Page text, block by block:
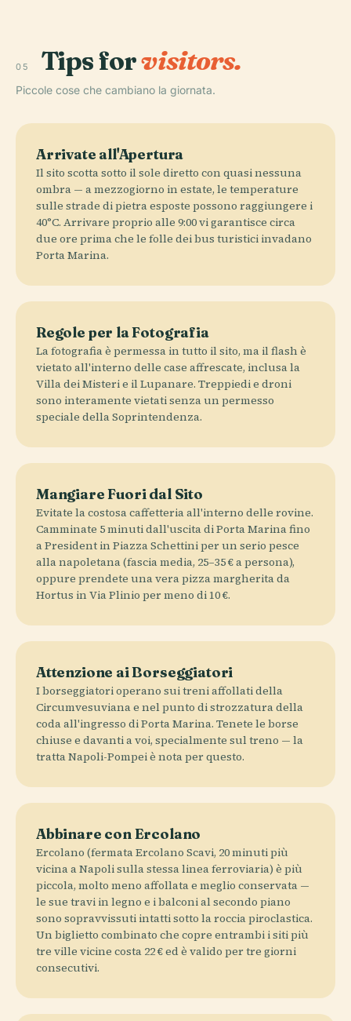
05 Tips forvisitors.
Piccole cose che cambiano la giornata.
Arrivate all'Apertura
Il sito scotta sotto il sole diretto con quasi nessuna
ombra — a mezzogiorno in estate, le temperature
sulle strade di pietra esposte possono raggiungere i
40°C. Arrivare proprio alle 9:00 vi garantisce circa
due ore prima che le folle dei bus turistici invadano
Porta Marina.
Regole per la Fotografia
La fotografia è permessa in tutto il sito, ma il flash è
vietato all'interno delle case affrescate, inclusa la
Villa dei Misteri e il Lupanare. Treppiedi e droni
sono interamente vietati senza un permesso
speciale della Soprintendenza.
Mangiare Fuori dal Sito
Evitate la costosa caffetteria all'interno delle rovine.
Camminate 5 minuti dall'uscita di Porta Marina fino
a President in Piazza Schettini per un serio pesce
alla napoletana (fascia media, 25–35 € a persona),
oppure prendete una vera pizza margherita da
Hortus in Via Plinio per meno di 10 €.
Attenzione ai Borseggiatori
I borseggiatori operano sui treni affollati della
Circumvesuviana e nel punto di strozzatura della
coda all'ingresso di Porta Marina. Tenete le borse
chiuse e davanti a voi, specialmente sul treno — la
tratta Napoli-Pompei è nota per questo.
Abbinare con Ercolano
Ercolano (fermata Ercolano Scavi, 20 minuti più
vicina a Napoli sulla stessa linea ferroviaria) è più
piccola, molto meno affollata e meglio conservata —
le sue travi in legno e i balconi al secondo piano
sono sopravvissuti intatti sotto la roccia piroclastica.
Un biglietto combinato che copre entrambi i siti più
tre ville vicine costa 22 € ed è valido per tre giorni
consecutivi.